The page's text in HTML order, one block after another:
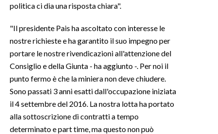
INFO AZIENDE
ABBONATI
ANNUNCI
NECROLOGI
SPIAGGE
STORE
politica ci dia una risposta chiara".
"Il presidente Pais ha ascoltato con interesse le
nostre richieste e ha garantito il suo impegno per
portare le nostre rivendicazioni all'attenzione del
Consiglio e della Giunta - ha aggiunto -. Per noi il
punto fermo è che la miniera non deve chiudere.
Sono passati 3 anni esatti dall'occupazione iniziata
il 4 settembre del 2016. La nostra lotta ha portato
alla sottoscrizione di contratti a tempo
determinato e part time, ma questo non può